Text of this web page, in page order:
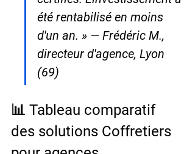
été rentabilisé en moins
d'un an. » — Frédéric M.,
directeur d'agence, Lyon
(69)
📊 Tableau comparatif
des solutions Coffretiers